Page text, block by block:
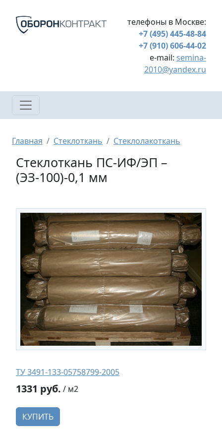
телефоны в Москве:
+7 (495) 445-48-84
+7 (910) 606-44-02
e-mail: semina-
2010@yandex.ru
Строка навигации
Главная Стеклоткань Стеклолакоткань
Стеклоткань ПС-ИФ/ЭП –
(ЭЗ-100)-0,1 мм
ТУ 3491-133-05758799-2005
1331 руб. / м2
КУПИТЬ